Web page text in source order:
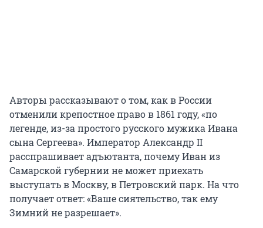
Авторы рассказывают о том, как в России
отменили крепостное правов 1861 году, «по
легенде, из-за простого русского мужика Ивана
сына Сергеева». Император Александр II
расспрашивает адъютанта, почему Иван из
Самарской губернии не может приехать
выступать в Москву, в Петровский парк. На что
получает ответ: «Ваше сиятельство, так ему
Зимний не разрешает».